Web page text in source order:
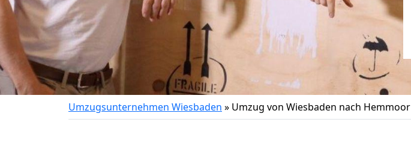
Umzugsunternehmen Wiesbaden » Umzug von Wiesbaden nach Hemmoor